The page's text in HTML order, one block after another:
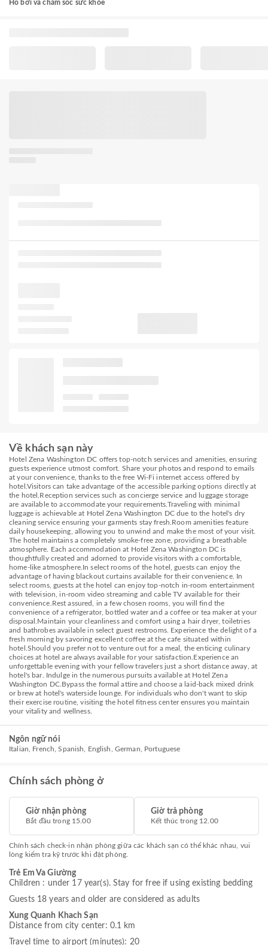
Hồ bơi và chăm sóc sức khỏe
Về khách sạn này
Hotel Zena Washington DC offers top-notch services and amenities, ensuring
guests experience utmost comfort. Share your photos and respond to emails
at your convenience, thanks to the free Wi-Fi internet access offered by
hotel.Visitors can take advantage of the accessible parking options directly at
the hotel.Reception services such as concierge service and luggage storage
are available to accommodate your requirements.Traveling with minimal
luggage is achievable at Hotel Zena Washington DC due to the hotel's dry
cleaning service ensuring your garments stay fresh.Room amenities feature
daily housekeeping, allowing you to unwind and make the most of your visit.
The hotel maintains a completely smoke-free zone, providing a breathable
atmosphere. Each accommodation at Hotel Zena Washington DC is
thoughtfully created and adorned to provide visitors with a comfortable,
home-like atmosphere.In select rooms of the hotel, guests can enjoy the
advantage of having blackout curtains available for their convenience. In
select rooms, guests at the hotel can enjoy top-notch in-room entertainment
with television, in-room video streaming and cable TV available for their
convenience.Rest assured, in a few chosen rooms, you will find the
convenience of a refrigerator, bottled water and a coffee or tea maker at your
disposal.Maintain your cleanliness and comfort using a hair dryer, toiletries
and bathrobes available in select guest restrooms. Experience the delight of a
fresh morning by savoring excellent coffee at the cafe situated within
hotel.Should you prefer not to venture out for a meal, the enticing culinary
choices at hotel are always available for your satisfaction.Experience an
unforgettable evening with your fellow travelers just a short distance away, at
hotel's bar. Indulge in the numerous pursuits available at Hotel Zena
Washington DC.Bypass the formal attire and choose a laid-back mixed drink
or brew at hotel's waterside lounge. For individuals who don't want to skip
their exercise routine, visiting the hotel fitness center ensures you maintain
your vitality and wellness.
Ngôn ngữ nói
Italian, French, Spanish, English, German, Portuguese
Chính sách phòng ở
Giờ nhận phòng
Bắt đầu trong 15.00
Giờ trả phòng
Kết thúc trong 12.00
Chính sách check-in nhận phòng giữa các khách sạn có thể khác nhau, vui
lòng kiểm tra kỹ trước khi đặt phòng.
Trẻ Em Va Giường
Children : under 17 year(s). Stay for free if using existing bedding
Guests 18 years and older are considered as adults
Xung Quanh Khach Sạn
Distance from city center: 0.1 km
Travel time to airport (minutes): 20